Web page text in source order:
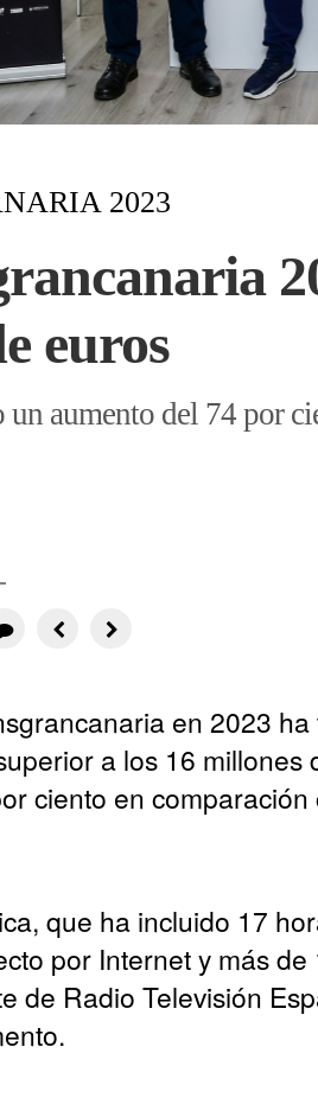
2023
euros
aumento del 74 por
en 2023
a los 16 millones
ciento en comparación
que ha incluido 17
por Internet y más de
de Radio Televisión